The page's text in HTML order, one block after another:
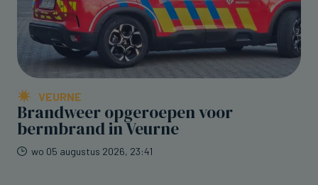
VEURNE
Brandweer opgeroepen voor
bermbrand in Veurne
wo 05 augustus 2026, 23:41